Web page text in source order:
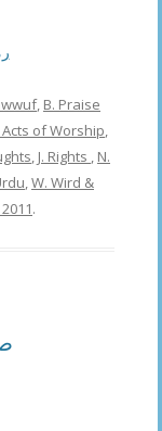
, B. Praise
Acts of Worship,
, J. Rights , N.
,W. Wird &
.